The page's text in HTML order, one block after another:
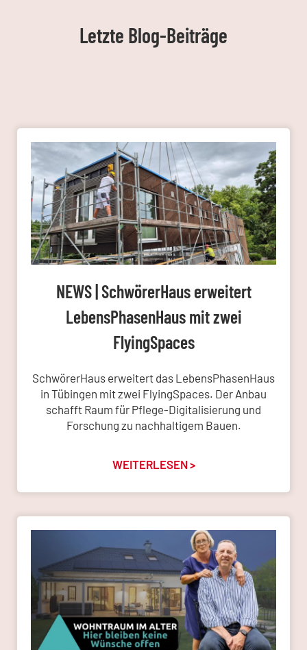
Letzte Blog-Beiträge
NEWS | SchwörerHaus erweitert
LebensPhasenHaus mit zwei
FlyingSpaces
SchwörerHaus erweitert das LebensPhasenHaus
in Tübingen mit zwei FlyingSpaces. Der Anbau
schafft Raum für Pflege-Digitalisierung und
Forschung zu nachhaltigem Bauen.
WEITERLESEN >